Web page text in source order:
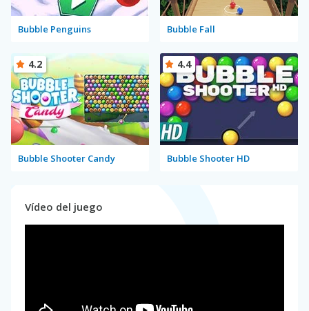
Bubble Penguins Bubble Fall
Bubble Shooter Candy
4.2
Bubble Shooter HD
4.4
Vídeo del juego